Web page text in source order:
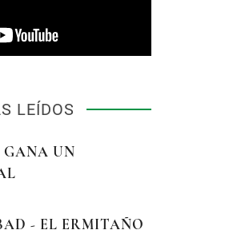
LEÍDOS
GANA UN
- EL ERMITAÑO